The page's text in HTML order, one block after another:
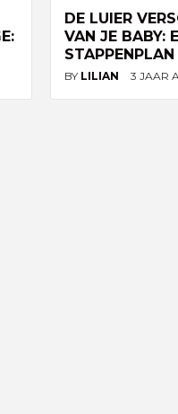
DE LUIER
VAN JE BABY:
STAPPENPLAN
BY LILIAN 3 JAAR